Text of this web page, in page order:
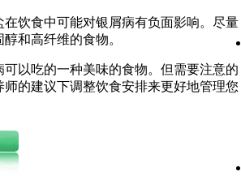
饮食中可能对银屑病有负面影响。尽量
和高纤维的食物。
以吃的一种美味的食物。但需要注意的
的建议下调整饮食安排来更好地管理您